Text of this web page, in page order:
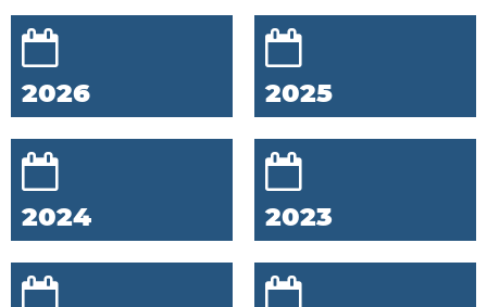
2026 2025
2024 2023